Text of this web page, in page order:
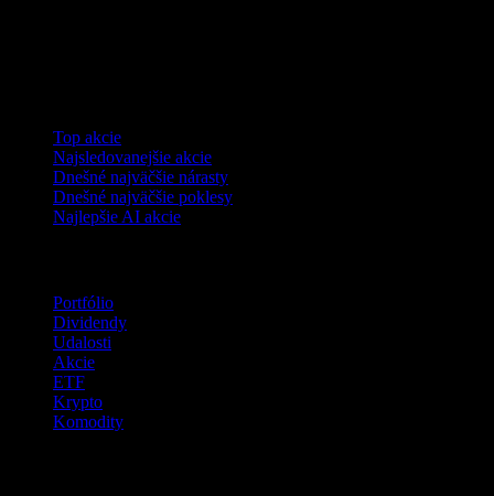
Top akcie
Najsledovanejšie akcie
Dnešné najväčšie nárasty
Dnešné najväčšie poklesy
Najlepšie AI akcie
Portfólio
Dividendy
Udalosti
Akcie
ETF
Krypto
Komodity